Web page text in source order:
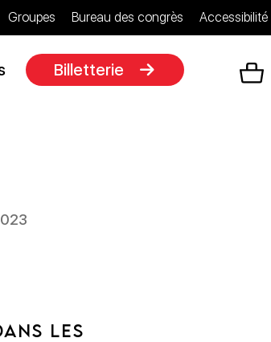
Groupes Bureau des congrès Accessibilité
Billetterie
LES